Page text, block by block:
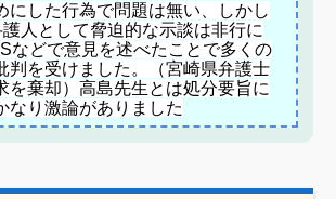
にした行為で問題は無い、しかし
人として脅迫的な示談は非行に
などで意見を述べたことで多くの
判を受けました。（宮崎県弁護士
を棄却）高島先生とは処分要旨に
なり激論がありました